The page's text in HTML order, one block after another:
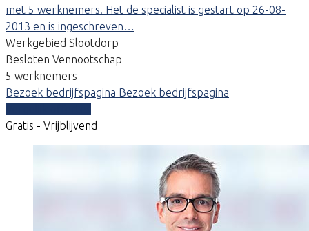
met 5 werknemers. Het de specialist is gestart op 26-08-
2013 en is ingeschreven…
Werkgebied Slootdorp
Besloten Vennootschap
5 werknemers
Bezoek bedrijfspagina Bezoek bedrijfspagina
Gratis - Vrijblijvend